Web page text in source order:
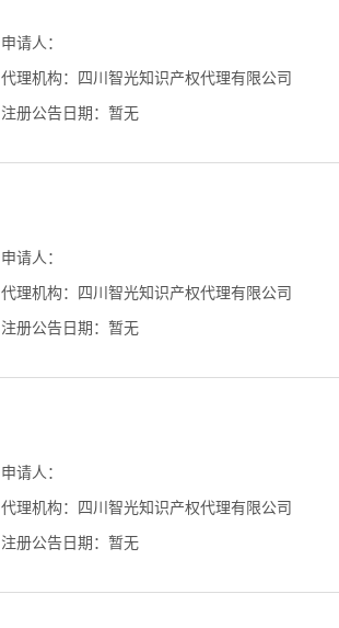
申请人：
代理机构：四川智光知识产权代理有限公司
注册公告日期：暂无
申请人：
代理机构：四川智光知识产权代理有限公司
注册公告日期：暂无
申请人：
代理机构：四川智光知识产权代理有限公司
注册公告日期：暂无